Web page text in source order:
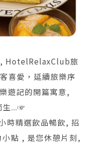
, HotelRelaxClub旅
喜愛，延續旅樂序
遊記的開篇寓意,
生...☞
精選飲品暢飲, 招
點 , 是您休憩片刻,